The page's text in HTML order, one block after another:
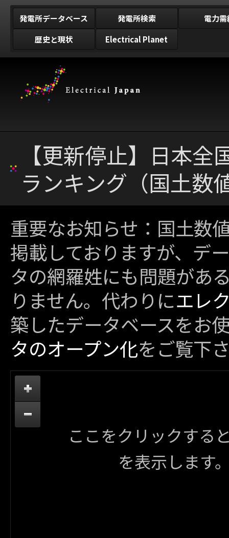
発電所データベース 発電所検索
電力需
歴史と現状
Electrical Planet
【更新停止】日本
ランキング（国土数
重要なお知らせ：国土数
掲載しておりますが、デ
タの網羅姓にも問題があ
りません。代わりにエレ
築したデータベースをお
タのオープン化をご覧下
ここをクリックする
を表示します